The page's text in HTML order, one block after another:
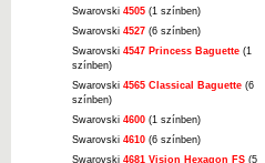
Swarovski 4505 (1 színben)
Swarovski 4527 (6 színben)
Swarovski 4547 Princess Baguette (1
színben)
Swarovski 4565 Classical Baguette (6
színben)
Swarovski 4600 (1 színben)
Swarovski 4610 (6 színben)
Swarovski 4681 Vision Hexagon FS (5